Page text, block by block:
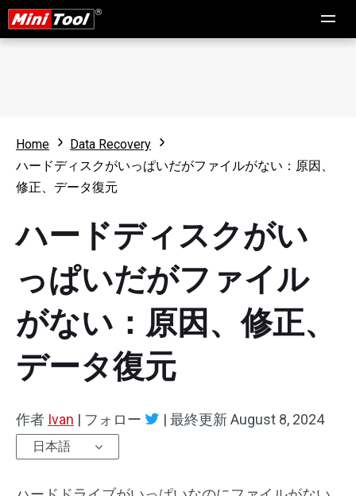
Home
Data Recovery
ハードディスクがいっぱいだがファイルがない：原因、
修正、データ復元
ハードディスクがい
っぱいだがファイル
がない：原因、修正、
データ復元
作者 Ivan | フォロー | 最終更新August 8, 2024
日本語